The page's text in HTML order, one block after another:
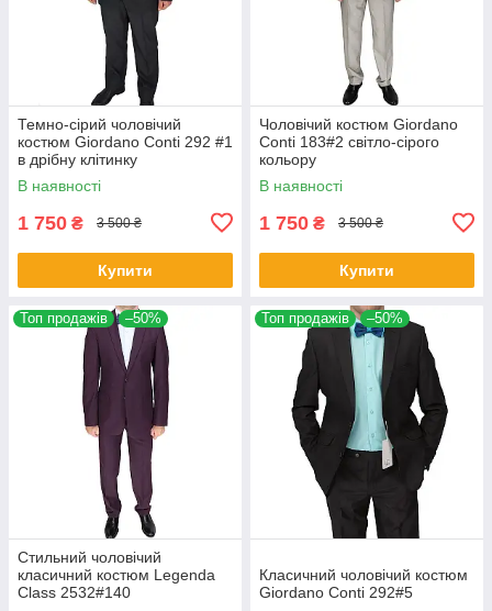
Темно-сірий чоловічий
костюм Giordano Conti 292 #1
в дрібну клітинку
В наявності
1 750 ₴ 3 500 ₴
Купити
Чоловічий костюм Giordano
Conti 183#2 світло-сірого
кольору
В наявності
1 750 ₴ 3 500 ₴
Купити
Топ продажів –50%
Стильний чоловічий
класичний костюм Legenda
Class 2532#140
Топ продажів –50%
Класичний чоловічий костюм
Giordano Conti 292#5